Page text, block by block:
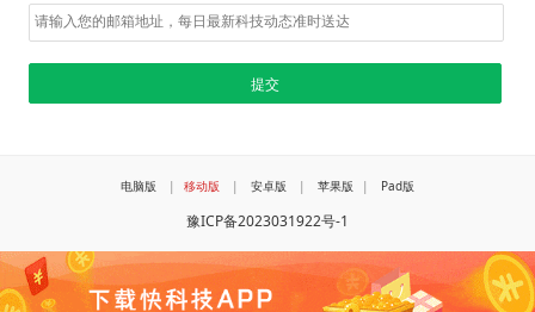
电脑版 | 移动版 | 安卓版 | 苹果版 | Pad版
豫ICP备2023031922号-1